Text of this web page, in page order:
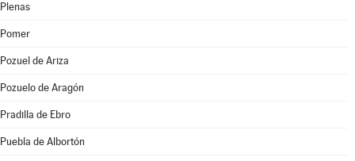
Plenas
Pomer
Pozuel de Ariza
Pozuelo de Aragón
Pradilla de Ebro
Puebla de Albortón